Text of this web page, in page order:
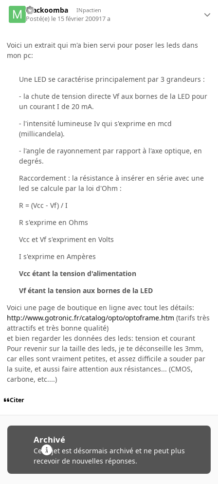
mackoomba INpactien
Posté(e) le 15 février 200917 a
Voici un extrait qui m'a bien servi pour poser les leds dans
mon pc:
Une LED se caractérise principalement par 3 grandeurs :
- la chute de tension directe Vf aux bornes de la LED pour
un courant I de 20 mA.
- l'intensité lumineuse Iv qui s'exprime en mcd
(millicandela).
- l'angle de rayonnement par rapport à l'axe optique, en
degrés.
Raccordement : la résistance à insérer en série avec une
led se calcule par la loi d'Ohm :
R = (Vcc - Vf) / I
R s'exprime en Ohms
Vcc et Vf s'expriment en Volts
I s'exprime en Ampères
Vcc étant la tension d'alimentation
Vf étant la tension aux bornes de la LED
Voici une page de boutique en ligne avec tout les détails:
http://www.gotronic.fr/catalog/opto/optoframe.htm (tarifs très
attractifs et très bonne qualité)
et bien regarder les données des leds: tension et courant
Pour revenir sur la taille des leds, je te déconseille les 3mm,
car elles sont vraiment petites, et assez difficile a souder par
la suite, et aussi faire attention aux résistances... (CMOS,
carbone, etc....)
Citer
Archivé
Ce sujet est désormais archivé et ne peut plus
recevoir de nouvelles réponses.